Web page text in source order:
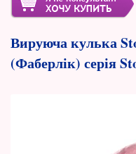
Вируюча кулька
(Фаберлік) серія